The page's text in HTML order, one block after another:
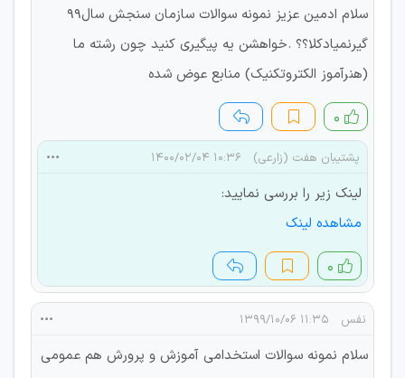
سلام ادمین عزیز نمونه سوالات سازمان سنجش سال99
گیرنمیادکلا؟؟ .خواهشن یه پیگیری کنید چون رشته ما
(هنرآموز الکتروتکنیک) منابع عوض شده
۰
پشتیبان هفت (زارعی) ۱۰:۳۶ ۱۴۰۰/۰۲/۰۴
لینک زیر را بررسی نمایید:
مشاهده لینک
۰
نفس ۱۱:۳۵ ۱۳۹۹/۱۰/۰۶
سلام نمونه سوالات استخدامی آموزش و پرورش هم عمومی